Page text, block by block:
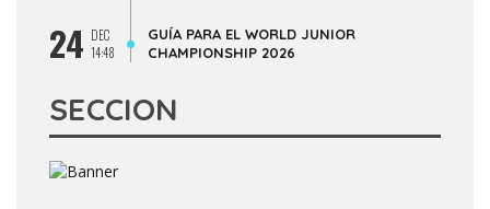
24 DEC
14:48
GUÍA PARA EL WORLD JUNIOR
CHAMPIONSHIP 2026
SECCION